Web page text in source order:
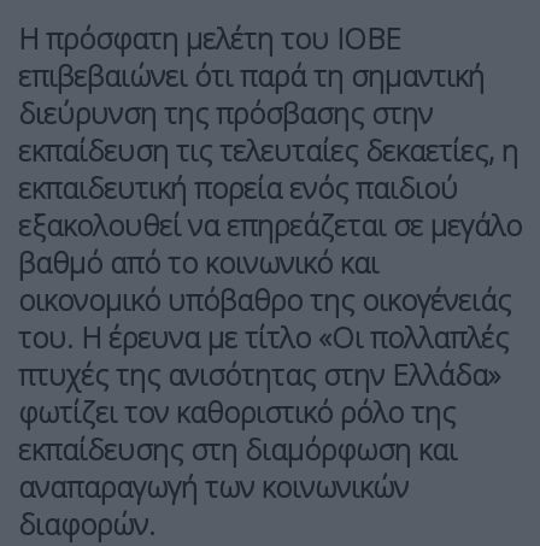
Η πρόσφατη μελέτη του ΙΟΒΕ
επιβεβαιώνει ότι παρά τη σημαντική
διεύρυνση της πρόσβασης στην
εκπαίδευση τις τελευταίες δεκαετίες, η
εκπαιδευτική πορεία ενός παιδιού
εξακολουθεί να επηρεάζεται σε μεγάλο
βαθμό από το κοινωνικό και
οικονομικό υπόβαθρο της οικογένειάς
του. Η έρευνα με τίτλο «Οι πολλαπλές
πτυχές της ανισότητας στην Ελλάδα»
φωτίζει τον καθοριστικό ρόλο της
εκπαίδευσης στη διαμόρφωση και
αναπαραγωγή των κοινωνικών
διαφορών.